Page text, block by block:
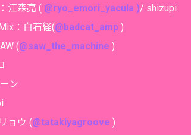
江森亮 ( @ryo_emori_yacula )/ shizupi
：白石経(@badcat_amp )
(@saw_the_machine )
ン
ョウ (@tatakiyagroove )